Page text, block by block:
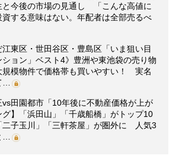
と今後の市場の見通し 「こんな高値に
資する意味はない。年配者は全部売るべ
江東区・世田谷区・豊島区「いま狙い目
ョン」ベスト4》豊洲や東池袋の売り物
規模物件で価格帯も買いやすい！ 実名
vs田園都市「10年後に不動産価格が上が
グ】「浜田山」「千歳船橋」がトップ10
二子玉川」「三軒茶屋」が圏外に 人気3